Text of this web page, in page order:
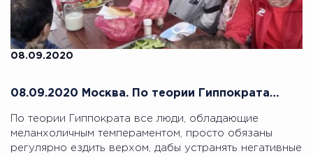
08.09.2020
08.09.2020 Москва. По теории Гиппократа…
По теории Гиппократа все люди, обладающие
меланхоличным темпераментом, просто обязаны
регулярно ездить верхом, дабы устранять негативные